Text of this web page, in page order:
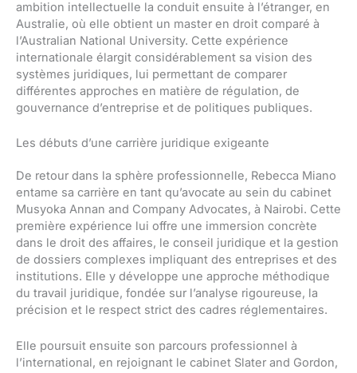
ambition intellectuelle la conduit ensuite à l’étranger, en
Australie, où elle obtient un master en droit comparé à
l’Australian National University. Cette expérience
internationale élargit considérablement sa vision des
systèmes juridiques, lui permettant de comparer
différentes approches en matière de régulation, de
gouvernance d’entreprise et de politiques publiques.
Les débuts d’une carrière juridique exigeante
De retour dans la sphère professionnelle, Rebecca Miano
entame sa carrière en tant qu’avocate au sein du cabinet
Musyoka Annan and Company Advocates, à Nairobi. Cette
première expérience lui offre une immersion concrète
dans le droit des affaires, le conseil juridique et la gestion
de dossiers complexes impliquant des entreprises et des
institutions. Elle y développe une approche méthodique
du travail juridique, fondée sur l’analyse rigoureuse, la
précision et le respect strict des cadres réglementaires.
Elle poursuit ensuite son parcours professionnel à
l’international, en rejoignant le cabinet Slater and Gordon,